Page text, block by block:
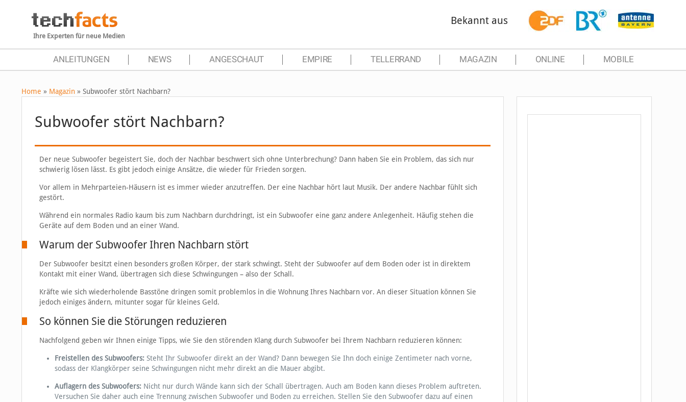
Ihre Experten für neue Medien
Bekannt aus
ANLEITUNGEN NEWS ANGESCHAUT EMPIRE TELLERRAND MAGAZIN ONLINE MOBILE
Home » Magazin » Subwoofer stört Nachbarn?
Subwoofer stört Nachbarn?
Der neue Subwoofer begeistert Sie, doch der Nachbar beschwert sich ohne Unterbrechung? Dann haben Sie ein Problem, das sich nur
schwierig lösen lässt. Es gibt jedoch einige Ansätze, die wieder für Frieden sorgen.
Vor allem in Mehrparteien-Häusern ist es immer wieder anzutreffen. Der eine Nachbar hört laut Musik. Der andere Nachbar fühlt sich
gestört.
Während ein normales Radio kaum bis zum Nachbarn durchdringt, ist ein Subwoofer eine ganz andere Anlegenheit. Häufig stehen die
Geräte auf dem Boden und an einer Wand.
Warum der Subwoofer Ihren Nachbarn stört
Der Subwoofer besitzt einen besonders großen Körper, der stark schwingt. Steht der Subwoofer auf dem Boden oder ist in direktem
Kontakt mit einer Wand, übertragen sich diese Schwingungen – also der Schall.
Kräfte wie sich wiederholende Basstöne dringen somit problemlos in die Wohnung Ihres Nachbarn vor. An dieser Situation können Sie
jedoch einiges ändern, mitunter sogar für kleines Geld.
So können Sie die Störungen reduzieren
Nachfolgend geben wir Ihnen einige Tipps, wie Sie den störenden Klang durch Subwoofer bei Ihrem Nachbarn reduzieren können:
Freistellen des Subwoofers:Steht Ihr Subwoofer direkt an der Wand? Dann bewegen Sie Ihn doch einige Zentimeter nach vorne,
sodass der Klangkörper seine Schwingungen nicht mehr direkt an die Mauer abgibt.
Auflagern des Subwoofers:Nicht nur durch Wände kann sich der Schall übertragen. Auch am Boden kann dieses Problem auftreten.
Versuchen Sie daher auch eine Trennung zwischen Subwoofer und Boden zu erreichen. Stellen Sie den Subwoofer dazu auf einen